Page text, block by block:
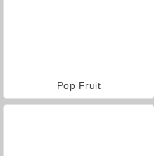
Pop Fruit